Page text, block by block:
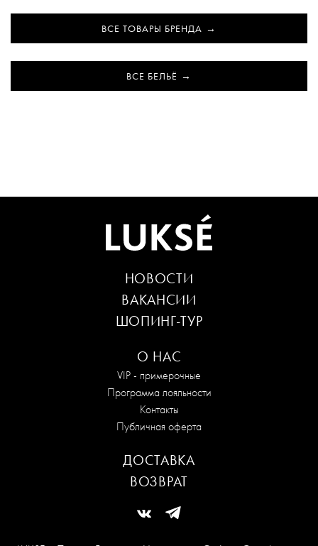
ВСЕ ТОВАРЫ БРЕНДА
ВСЕ БЕЛЬЁ
О НАС
VIP - примерочные
Программа лояльности
Контакты
Публичная оферта
НОВОСТИ
ВАКАНСИИ
ШОПИНГ-ТУР
ДОСТАВКА
ВОЗВРАТ